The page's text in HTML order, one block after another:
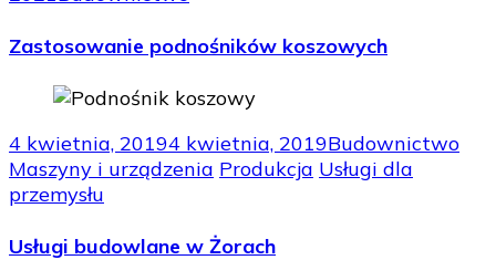
Zastosowanie podnośników koszowych
4 kwietnia, 20194 kwietnia, 2019Budownictwo
Maszyny i urządzenia Produkcja Usługi dla
przemysłu
Usługi budowlane w Żorach